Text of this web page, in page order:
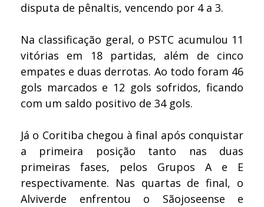
disputa de pênaltis, vencendo por 4 a 3.
Na classificação geral, o PSTC acumulou 11
vitórias em 18 partidas, além de cinco
empates e duas derrotas. Ao todo foram 46
gols marcados e 12 gols sofridos, ficando
com um saldo positivo de 34 gols.
Já o Coritiba chegou à final após conquistar
a primeira posição tanto nas duas
primeiras fases, pelos Grupos A e E
respectivamente. Nas quartas de final, o
Alviverde enfrentou o Sãojoseense e